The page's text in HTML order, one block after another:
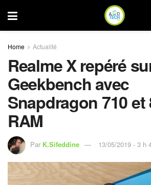
Home Actualité
Realme X repéré
Geekbench avec
Snapdragon 710 et
RAM
Par K.Sifeddine 13/05/2019 - 3 h